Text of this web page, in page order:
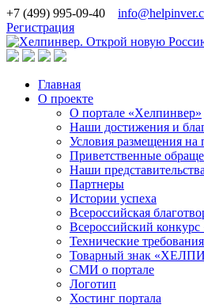
+7 (499) 995-09-40
Регистрация
Главная
О проекте
О портале «Хелпинвер»
Наши достижения и
Условия размещения на
Приветственные
Наши
Партнеры
Истории успеха
Всероссийская
Всероссийский
Технические
Товарный знак
СМИ о портале
Логотип
Хостинг портала